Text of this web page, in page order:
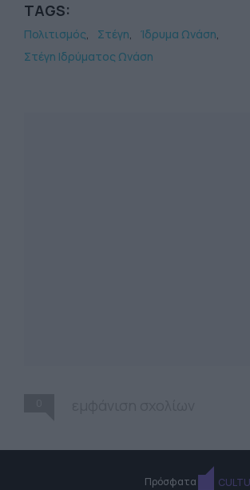
TAGS:
Πολιτισμός Στέγη
Ίδρυμα Ωνάση
Στέγη Ιδρύματος Ωνάση
Πρόσφατα